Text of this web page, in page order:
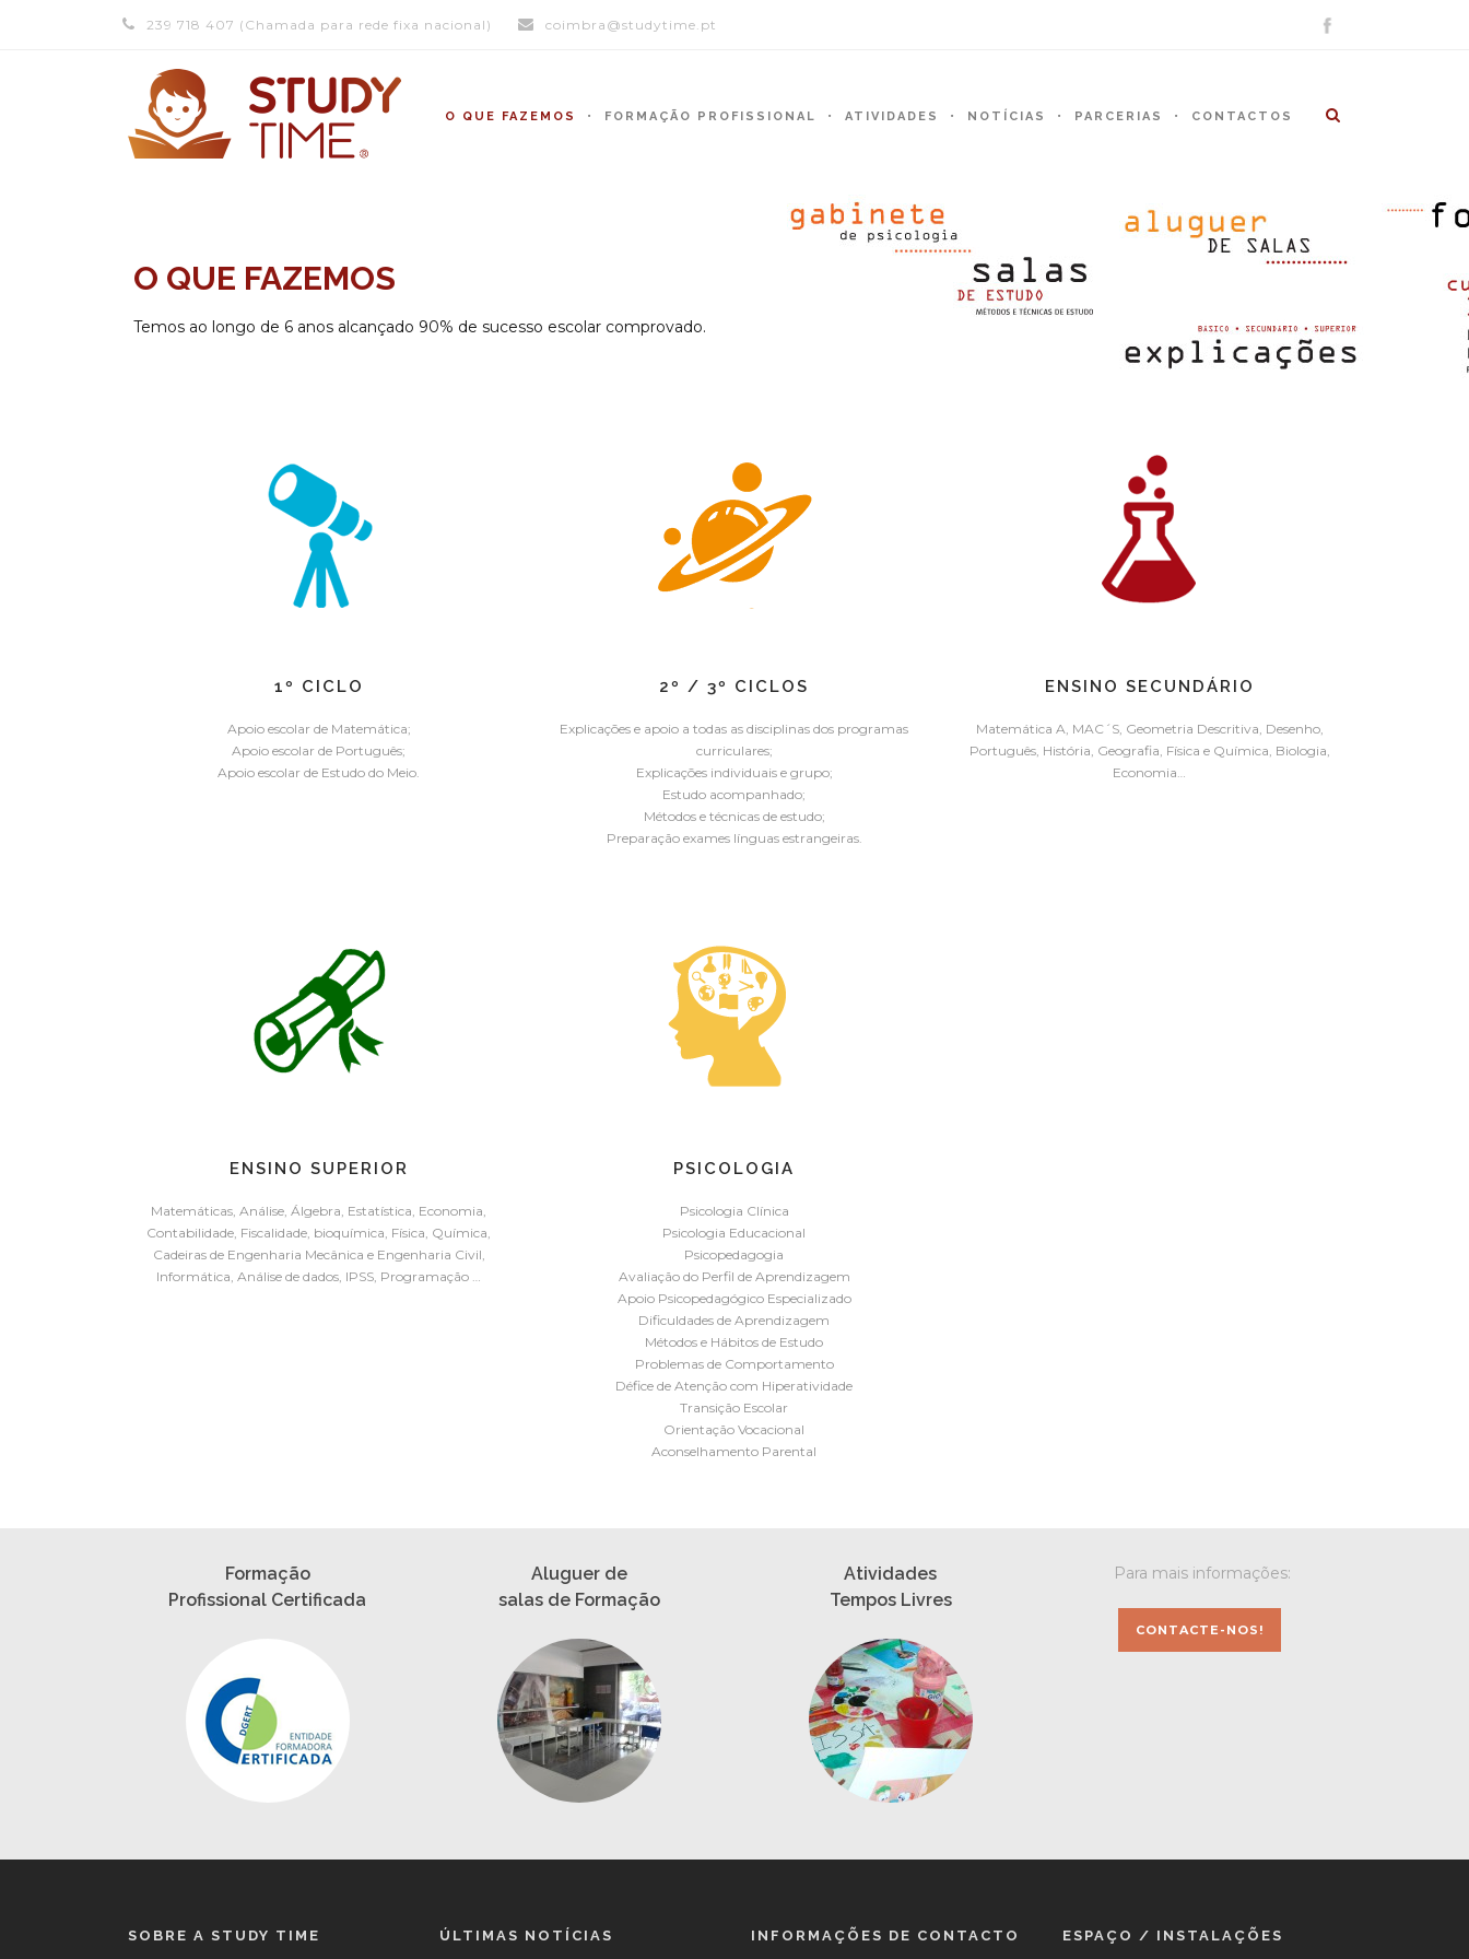
239 718 407 (Chamada para rede fixa nacional) coimbra@studytime.pt
O QUE FAZEMOS FORMAÇÃO PROFISSIONAL ATIVIDADES NOTÍCIAS PARCERIAS CONTACTOS
O QUE FAZEMOS
Temos ao longo de 6 anos alcançado 90% de sucesso escolar comprovado.
1º CICLO
Apoio escolar de Matemática;
Apoio escolar de Português;
Apoio escolar de Estudo do Meio.
2º / 3º CICLOS
Explicações e apoio a todas as disciplinas dos programas
curriculares;
Explicações individuais e grupo;
Estudo acompanhado;
Métodos e técnicas de estudo;
Preparação exames línguas estrangeiras.
ENSINO SECUNDÁRIO
Matemática A, MAC´S, Geometria Descritiva, Desenho,
Português, História, Geografia, Física e Química, Biologia,
Economia…
ENSINO SUPERIOR
Matemáticas, Análise, Álgebra, Estatística, Economia,
Contabilidade, Fiscalidade, bioquímica, Física, Química,
Cadeiras de Engenharia Mecânica e Engenharia Civil,
Informática, Análise de dados, IPSS, Programação …
PSICOLOGIA
Psicologia Clínica
Psicologia Educacional
Psicopedagogia
Avaliação do Perfil de Aprendizagem
Apoio Psicopedagógico Especializado
Dificuldades de Aprendizagem
Métodos e Hábitos de Estudo
Problemas de Comportamento
Défice de Atenção com Hiperatividade
Transição Escolar
Orientação Vocacional
Aconselhamento Parental
Formação
Profissional Certificada
Aluguer de
salas de Formação
Atividades
Tempos Livres
Para mais informações:
CONTACTE-NOS!
SOBRE A STUDY TIME ÚLTIMAS NOTÍCIAS INFORMAÇÕES DE CONTACTO ESPAÇO / INSTALAÇÕES